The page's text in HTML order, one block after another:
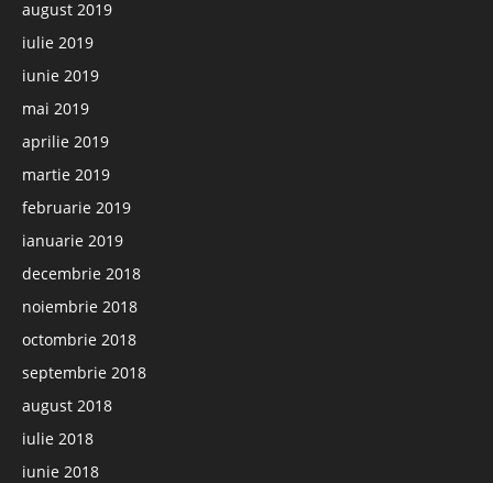
august 2019
iulie 2019
iunie 2019
mai 2019
aprilie 2019
martie 2019
februarie 2019
ianuarie 2019
decembrie 2018
noiembrie 2018
octombrie 2018
septembrie 2018
august 2018
iulie 2018
iunie 2018